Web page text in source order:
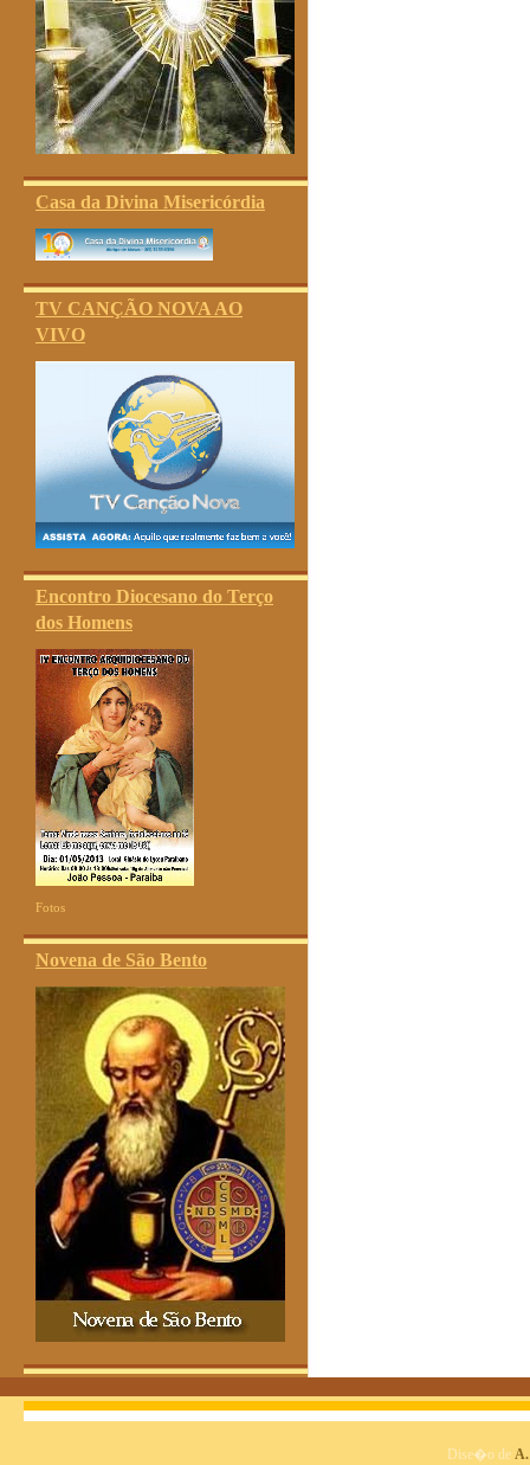
Casa da Divina Misericórdia
TV CANÇÃO NOVA AO
VIVO
Encontro Diocesano do Terço
dos Homens
Fotos
Novena de São Bento
Dise�o de